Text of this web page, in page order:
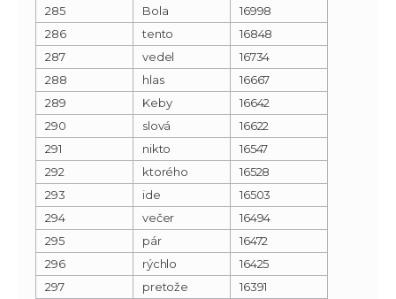
285
Bola
16998
286
tento
16848
287
vedel
16734
288
hlas
16667
289
Keby
16642
290
slová
16622
291
nikto
16547
292
ktorého
16528
293
ide
16503
294
večer
16494
295
pár
16472
296
rýchlo
16425
297
pretože 16391